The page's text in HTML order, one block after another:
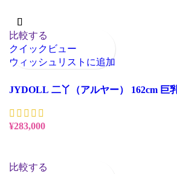
比較する
クイックビュー
ウィッシュリストに追加
JYDOLL 二丫（アルヤー） 162cm 巨
¥283,000
比較する